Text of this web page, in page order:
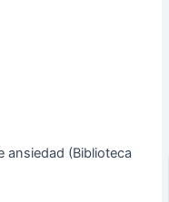
ansiedad (Biblioteca